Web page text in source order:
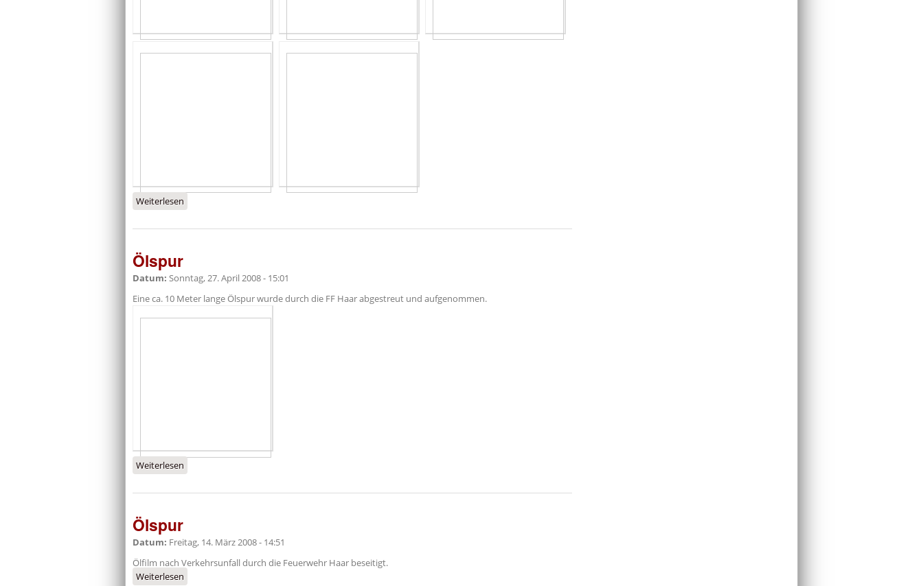
Weiterlesen
Ölspur
Datum: Sonntag, 27. April 2008 - 15:01
Eine ca. 10 Meter lange Ölspur wurde durch die FF Haar abgestreut und aufgenommen.
Weiterlesen
Ölspur
Datum: Freitag, 14. März 2008 - 14:51
Ölfilm nach Verkehrsunfall durch die Feuerwehr Haar beseitigt.
Weiterlesen